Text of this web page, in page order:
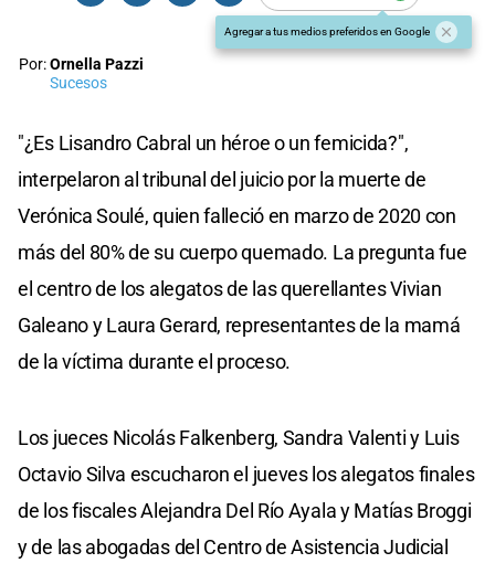
Agregar a tus medios preferidos en Google
Por:Ornella Pazzi
Sucesos
"¿Es Lisandro Cabral un héroe o un femicida?",
interpelaron al tribunal del juicio por la muerte de
Verónica Soulé, quien falleció en marzo de 2020 con
más del 80% de su cuerpo quemado. La pregunta fue
el centro de los alegatos de las querellantes Vivian
Galeano y Laura Gerard, representantes de la mamá
de la víctima durante el proceso.
Los jueces Nicolás Falkenberg, Sandra Valenti y Luis
Octavio Silva escucharon el jueves los alegatos finales
de los fiscales Alejandra Del Río Ayala y Matías Broggi
y de las abogadas del Centro de Asistencia Judicial